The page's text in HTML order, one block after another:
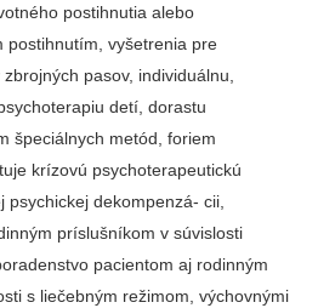
postihnutia alebo
postihnutím, vyšetrenia pre
pasov, individuálnu,
detí, dorastu
špeciálnych metód, foriem
krízovú psychoterapeutickú
psychickej dekompenzá- cii,
príslušníkom v súvislosti
pacientom aj rodinným
s liečebným režimom, výchovnými